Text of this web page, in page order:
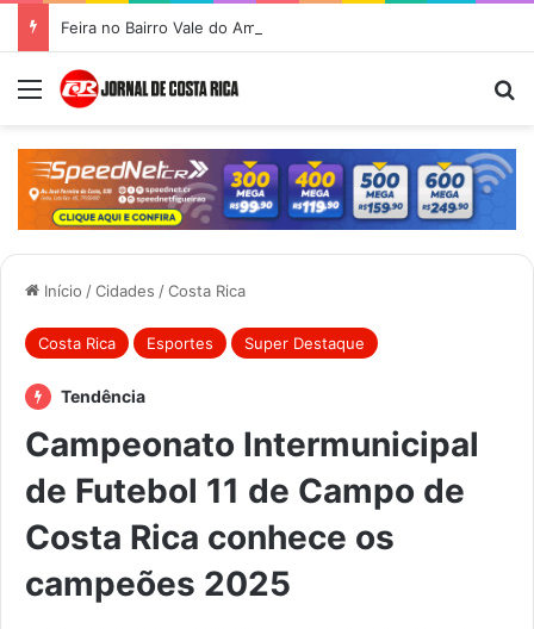
Menu
Início /Cidades /Costa Rica
Costa Rica Esportes Super Destaque
Tendência
Campeonato Intermunicipal
de Futebol 11 de Campo de
Costa Rica conhece os
campeões 2025